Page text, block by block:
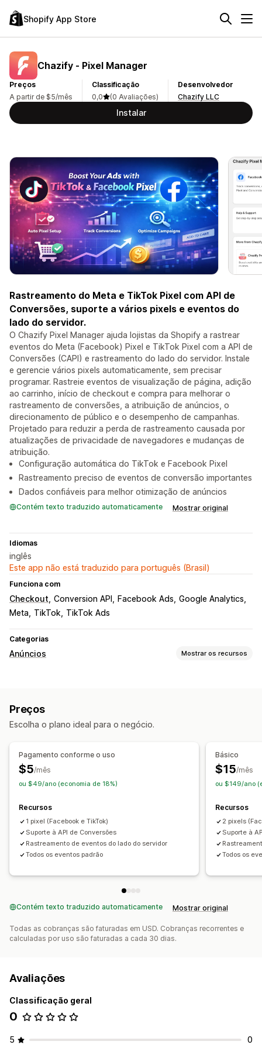
Shopify App Store
Chazify ‑ Pixel Manager
Preços
A partir de $5/mês
Classificação
0,0
(0 Avaliações)
Desenvolvedor
Chazify LLC
Instalar
Rastreamento do Meta e TikTok Pixel com API de
Conversões, suporte a vários pixels e eventos do
lado do servidor.
O Chazify Pixel Manager ajuda lojistas da Shopify a rastrear
eventos do Meta (Facebook) Pixel e TikTok Pixel com a API de
Conversões (CAPI) e rastreamento do lado do servidor. Instale
e gerencie vários pixels automaticamente, sem precisar
programar. Rastreie eventos de visualização de página, adição
ao carrinho, início de checkout e compra para melhorar o
rastreamento de conversões, a atribuição de anúncios, o
direcionamento de público e o desempenho de campanhas.
Projetado para reduzir a perda de rastreamento causada por
atualizações de privacidade de navegadores e mudanças de
atribuição.
Configuração automática do TikTok e Facebook Pixel
Rastreamento preciso de eventos de conversão importantes
Dados confiáveis para melhor otimização de anúncios
Contém texto traduzido automaticamente Mostrar original
Idiomas
inglês
Este app não está traduzido para português (Brasil)
Funciona com
Checkout Conversion API Facebook Ads Google Analytics
Meta
TikTok TikTok Ads
Categorias
Anúncios Mostrar os recursos
Públicos-alvo personalizados
Comportamento Plataforma Retargeting
Campanhas automatizadas
Publicidade em vídeo
Gerenciamento de pixel
Acompanhamento de desempenho
Taxas de cliques Acompanhamento de conversões
Custo por aquisição
Painéis de controle
em inglês)
Preços
Escolha o plano ideal para o negócio.
Pagamento conforme o uso
$5/mês
ou $49/ano (economia de 18%)
Recursos
1 pixel (Facebook e TikTok)
Suporte à API de Conversões
Rastreamento de eventos do lado do servidor
Todos os eventos padrão
Básico
$15/mês
ou $149/ano
Recursos
2 pixels
Suporte à
Todos os
Contém texto traduzido automaticamente Mostrar original
Todas as cobranças são faturadas em USD. Cobranças recorrentes e
calculadas por uso são faturadas a cada 30 dias.
Avaliações
Classificação geral
0
5 0